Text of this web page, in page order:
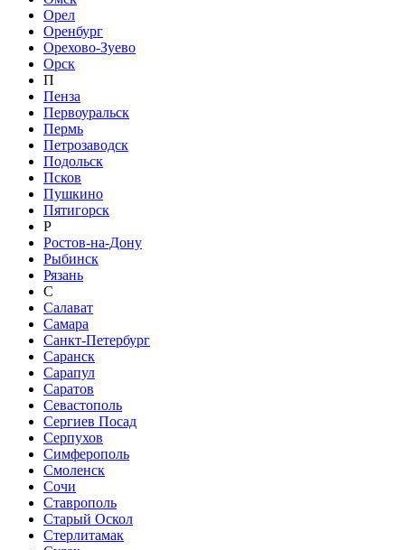
Орел
Оренбург
Орехово-Зуево
Орск
П
Пенза
Первоуральск
Пермь
Петрозаводск
Подольск
Псков
Пушкино
Пятигорск
Р
Ростов-на-Дону
Рыбинск
Рязань
С
Салават
Самара
Санкт-Петербург
Саранск
Сарапул
Саратов
Севастополь
Сергиев Посад
Серпухов
Симферополь
Смоленск
Сочи
Ставрополь
Старый Оскол
Стерлитамак